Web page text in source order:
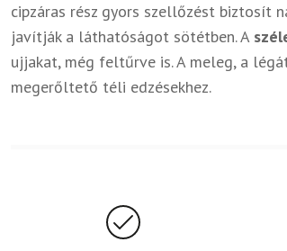
cipzáras rész gyors szellőzést biztosít
javítják a láthatóságot sötétben. A
ujjakat, még feltűrve is. A meleg, a
megerőltető téli edzésekhez.